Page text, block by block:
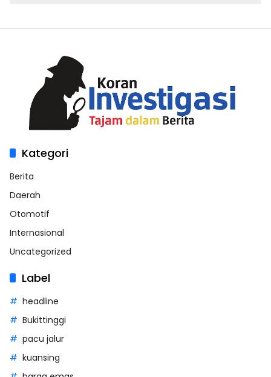
Kategori
Berita
Daerah
Otomotif
Internasional
Uncategorized
Label
headline
Bukittinggi
pacu jalur
kuansing